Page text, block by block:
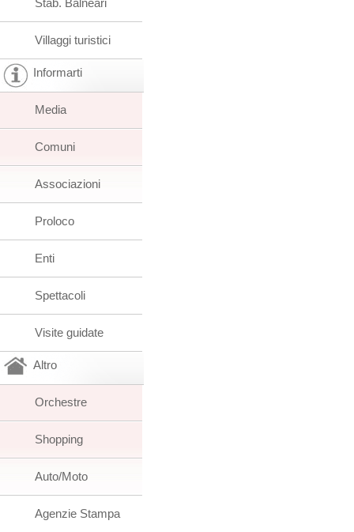
Stab. Balneari
Villaggi turistici
Informarti
Media
Comuni
Associazioni
Proloco
Enti
Spettacoli
Visite guidate
Altro
Orchestre
Shopping
Auto/Moto
Agenzie Stampa